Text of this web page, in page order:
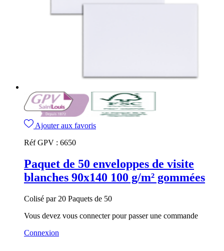
Ajouter aux favoris
Réf GPV : 6650
Paquet de 50 enveloppes de visite
blanches 90x140 100 g/m² gommées
Colisé par 20 Paquets de 50
Vous devez vous connecter pour passer une commande
Connexion